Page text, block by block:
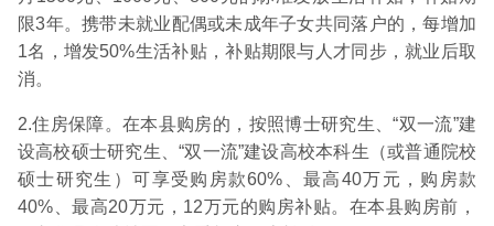
限3年。携带未就业配偶或未成年子女共同落户的，每增加
1名，增发50%生活补贴，补贴期限与人才同步，就业后取
消。
2.住房保障。在本县购房的，按照博士研究生、“双一流”建
设高校硕士研究生、“双一流”建设高校本科生（或普通院校
硕士研究生）可享受购房款60%、最高40万元，购房款
40%、最高20万元，12万元的购房补贴。在本县购房前，